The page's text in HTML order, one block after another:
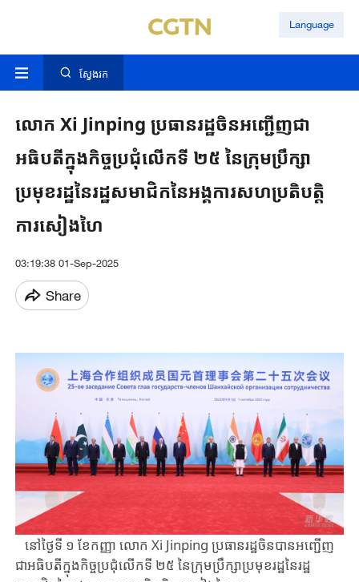
Language
ស្វែងរក
លោក Xi Jinping ប្រធានរដ្ឋចិនអញ្ជើញជា
អធិបតីក្នុងកិច្ចប្រជុំលើកទី ២៥ នៃក្រុមប្រឹក្សា
ប្រមុខរដ្ឋនៃរដ្ឋសមាជិកនៃអង្គការសហប្រតិបត្តិ
ការសៀងហៃ
03:19:38 01-Sep-2025
Share
នៅថ្ងៃទី ​១ ​ខែកញ្ញា ​លោក ​Xi ​Jinping ​ប្រធានរដ្ឋចិន​បាន​អញ្ជើញ​
ជាអធិបតីក្នុង​កិច្ចប្រជុំ​លើក​ទី ​២៥ ​នៃ​ក្រុម​ប្រឹក្សា​ប្រមុខ​រដ្ឋ​នៃ​រដ្ឋ